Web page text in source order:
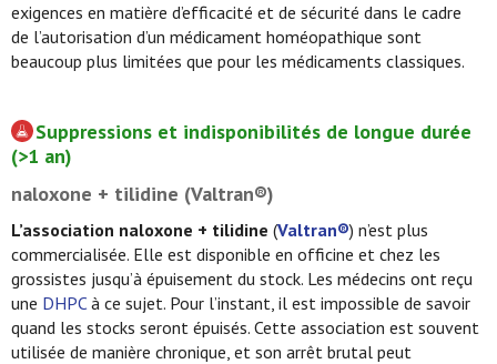
exigences en matière d’efficacité et de sécurité dans le cadre
de l’autorisation d’un médicament homéopathique sont
beaucoup plus limitées que pour les médicaments classiques.
Suppressions et indisponibilités de longue durée
(>1 an)
naloxone + tilidine (Valtran®)
L’association naloxone + tilidine (Valtran®) n’est plus
commercialisée. Elle est disponible en officine et chez les
grossistes jusqu’à épuisement du stock. Les médecins ont reçu
une DHPCà ce sujet. Pour l’instant, il est impossible de savoir
quand les stocks seront épuisés. Cette association est souvent
utilisée de manière chronique, et son arrêt brutal peut